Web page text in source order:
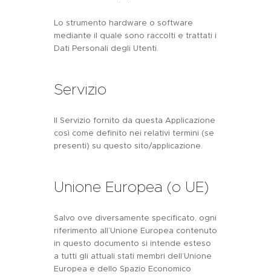
Lo strumento hardware o software
mediante il quale sono raccolti e trattati i
Dati Personali degli Utenti.
Servizio
Il Servizio fornito da questa Applicazione
così come definito nei relativi termini (se
presenti) su questo sito/applicazione.
Unione Europea (o UE)
Salvo ove diversamente specificato, ogni
riferimento all’Unione Europea contenuto
in questo documento si intende esteso
a tutti gli attuali stati membri dell’Unione
Europea e dello Spazio Economico